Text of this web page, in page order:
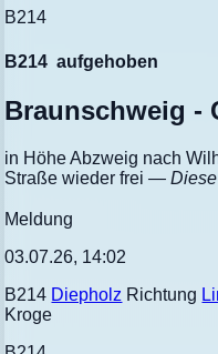
B214
B214 aufgehoben
Braunschweig -
in Höhe Abzweig nach
Straße wieder frei— Diese
Meldung
03.07.26, 14:02
B214 Diepholz Richtung
Kroge